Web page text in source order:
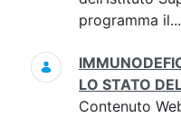
programma il...
LO STATO
Contenuto